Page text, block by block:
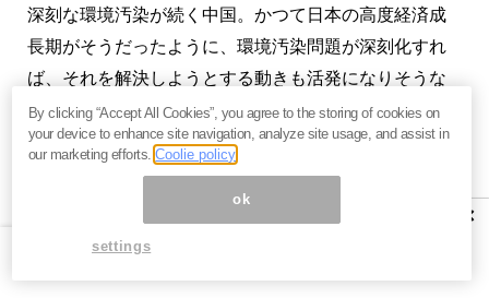
深刻な環境汚染が続く中国。かつて日本の高度経済成
長期がそうだったように、環境汚染問題が深刻化すれ
ば、それを解決しようとする動きも活発になりそうな
もの。にもかかわらず中国でその動きが見えてこない
のはなぜでしょうか。作家の三橋貴明さんは、中国の
環境問題の根本原因として、日本とは異なる構造的要
記事提供：『三橋貴明の「新」日本経済新聞
11月12日号より
×
By clicking “Accept All Cookies”, you agree to the storing of cookies on
your device to enhance site navigation, analyze site usage, and assist in
our marketing efforts.Coolie policy
ok
settings